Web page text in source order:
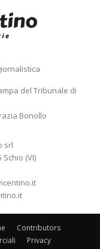
del Tribunale di
Bonollo
srl
Schio (VI)
Contributors
Privacy